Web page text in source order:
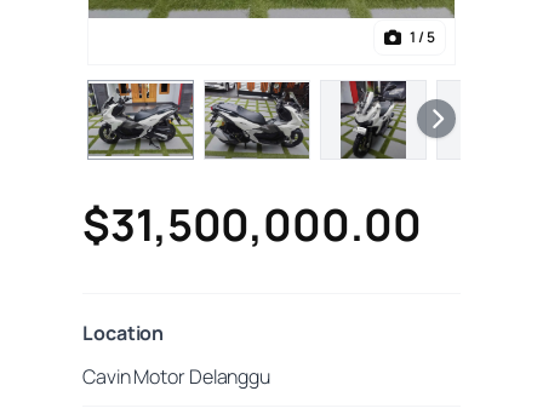
1/ 5
$31,500,000.00
Location
Cavin Motor Delanggu